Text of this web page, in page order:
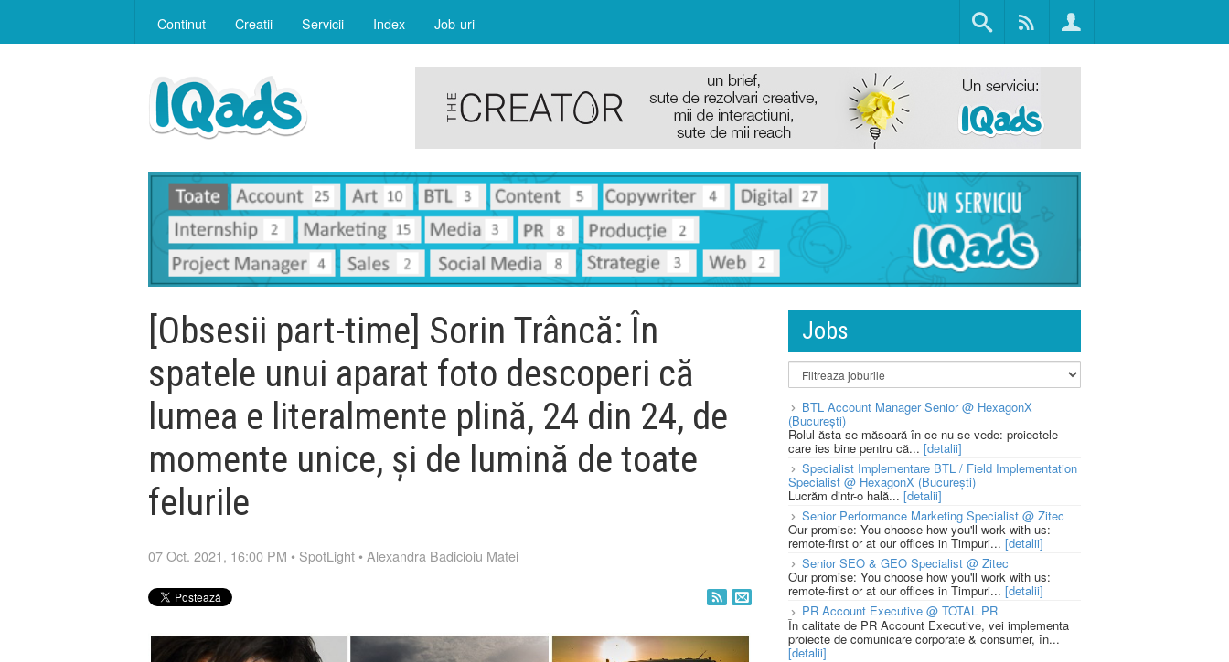
Continut Creatii Servicii Index Job-uri
[Obsesii part-time] Sorin Trâncă: În
spatele unui aparat foto descoperi că
lumea e literalmente plină, 24 din 24, de
momente unice, și de lumină de toate
felurile
07 Oct. 2021, 16:00 PM • SpotLight •Alexandra Badicioiu Matei
Jobs
BTL Account Manager Senior @ HexagonX
(București)
Rolul ăsta se măsoară în ce nu se vede: proiectele
care ies bine pentru că... [detalii]
Specialist Implementare BTL / Field Implementation
Specialist @ HexagonX (București)
Lucrăm dintr-o hală... [detalii]
Senior Performance Marketing Specialist @ Zitec
Our promise: You choose how you'll work with us:
remote-first or at our offices in Timpuri... [detalii]
Senior SEO & GEO Specialist @ Zitec
Our promise: You choose how you'll work with us:
remote-first or at our offices in Timpuri... [detalii]
PR Account Executive @ TOTAL PR
În calitate de PR Account Executive, vei implementa
proiecte de comunicare corporate & consumer, în...
[detalii]